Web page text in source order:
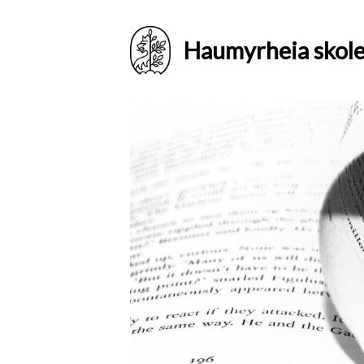
Haumyrheia